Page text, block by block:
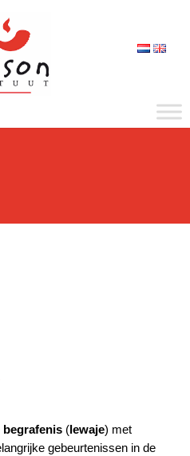
begrafenis (lewaje) met
gebeurtenissen in de